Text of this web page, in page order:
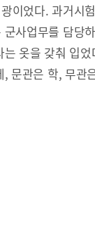
이었다. 과거시
사업무를 담당
옷을 갖춰 입었
문관은 학, 무관